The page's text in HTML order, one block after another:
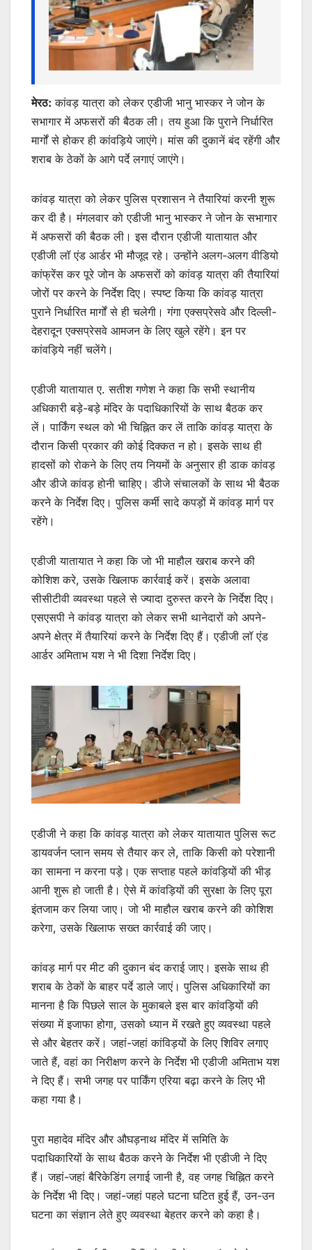
मेरठ: कांवड़ यात्रा को लेकर एडीजी भानु भास्कर ने जोन के
सभागार में अफसरों की बैठक ली। तय हुआ कि पुराने निर्धारित
मार्गों से होकर ही कांवड़िये जाएंगे। मांस की दुकानें बंद रहेंगी और
शराब के ठेकों के आगे पर्दे लगाएं जाएंगे।
कांवड़ यात्रा को लेकर पुलिस प्रशासन ने तैयारियां करनी शुरू
कर दी है। मंगलवार को एडीजी भानु भास्कर ने जोन के सभागार
में अफसरों की बैठक ली। इस दौरान एडीजी यातायात और
एडीजी लॉ एंड आर्डर भी मौजूद रहे। उन्होंने अलग-अलग वीडियो
कांफ्रेंस कर पूरे जोन के अफसरों को कांवड़ यात्रा की तैयारियां
जोरों पर करने के निर्देश दिए। स्पष्ट किया कि कांवड़ यात्रा
पुराने निर्धारित मार्गों से ही चलेगी। गंगा एक्सप्रेसवे और दिल्ली-
देहरादून एक्सप्रेसवे आमजन के लिए खुले रहेंगे। इन पर
कांवड़िये नहीं चलेंगे।
एडीजी यातायात ए. सतीश गणेश ने कहा कि सभी स्थानीय
अधिकारी बड़े-बड़े मंदिर के पदाधिकारियों के साथ बैठक कर
लें। पार्किंग स्थल को भी चिह्नित कर लें ताकि कांवड़ यात्रा के
दौरान किसी प्रकार की कोई दिक्कत न हो। इसके साथ ही
हादसों को रोकने के लिए तय नियमों के अनुसार ही डाक कांवड़
और डीजे कांवड़ होनी चाहिए। डीजे संचालकों के साथ भी बैठक
करने के निर्देश दिए। पुलिस कर्मी सादे कपड़ों में कांवड़ मार्ग पर
रहेंगे।
एडीजी यातायात ने कहा कि जो भी माहौल खराब करने की
कोशिश करे, उसके खिलाफ कार्रवाई करें। इसके अलावा
सीसीटीवी व्यवस्था पहले से ज्यादा दुरुस्त करने के निर्देश दिए।
एसएसपी ने कांवड़ यात्रा को लेकर सभी थानेदारों को अपने-
अपने क्षेत्र में तैयारियां करने के निर्देश दिए हैं। एडीजी लॉ एंड
आर्डर अमिताभ यश ने भी दिशा निर्देश दिए।
एडीजी ने कहा कि कांवड़ यात्रा को लेकर यातायात पुलिस रूट
डायवर्जन प्लान समय से तैयार कर ले, ताकि किसी को परेशानी
का सामना न करना पड़े। एक सप्ताह पहले कांवड़ियों की भीड़
आनी शुरू हो जाती है। ऐसे में कांवड़ियों की सुरक्षा के लिए पूरा
इंतजाम कर लिया जाए। जो भी माहौल खराब करने की कोशिश
करेगा, उसके खिलाफ सख्त कार्रवाई की जाए।
कांवड़ मार्ग पर मीट की दुकान बंद कराई जाए। इसके साथ ही
शराब के ठेकों के बाहर पर्दे डाले जाएं। पुलिस अधिकारियों का
मानना है कि पिछले साल के मुकाबले इस बार कांवड़ियों की
संख्या में इजाफा होगा, उसको ध्यान में रखते हुए व्यवस्था पहले
से और बेहतर करें। जहां-जहां कांविड़यों के लिए शिविर लगाए
जाते हैं, वहां का निरीक्षण करने के निर्देश भी एडीजी अमिताभ यश
ने दिए हैं। सभी जगह पर पार्किंग एरिया बढ़ा करने के लिए भी
कहा गया है।
पुरा महादेव मंदिर और औघड़नाथ मंदिर में समिति के
पदाधिकारियों के साथ बैठक करने के निर्देश भी एडीजी ने दिए
हैं। जहां-जहां बैरिकेडिंग लगाई जानी है, वह जगह चिह्नित करने
के निर्देश भी दिए। जहां-जहां पहले घटना घटित हुई हैं, उन-उन
घटना का संज्ञान लेते हुए व्यवस्था बेहतर करने को कहा है।